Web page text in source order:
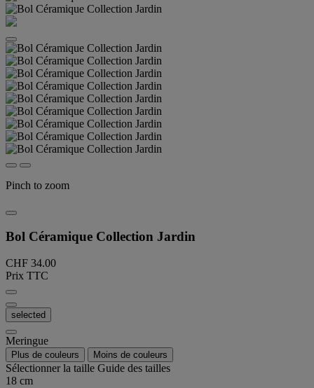
Pinch to zoom
Bol Céramique Collection Jardin
CHF 34.00
Prix TTC
selected
Meringue
Plus de couleurs Moins de couleurs
Sélectionner la taille Guide des tailles
18 cm